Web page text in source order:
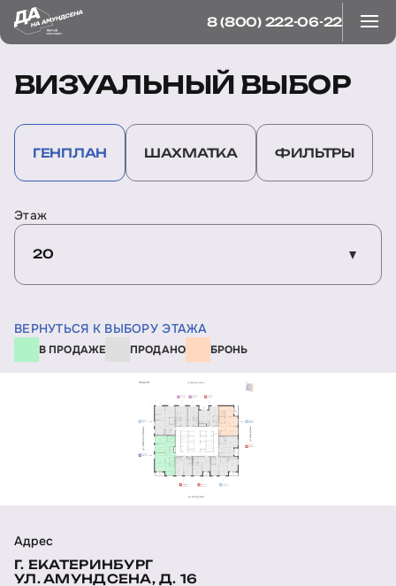
8 (800) 222-06-22
ВИЗУАЛЬНЫЙ ВЫБОР
ГЕНПЛАН ШАХМАТКА ФИЛЬТРЫ
Этаж
20
ВЕРНУТЬСЯ К ВЫБОРУ ЭТАЖА
В ПРОДАЖЕ ПРОДАНО БРОНЬ
Адрес
Г. ЕКАТЕРИНБУРГ
УЛ. АМУНДСЕНА, Д. 16